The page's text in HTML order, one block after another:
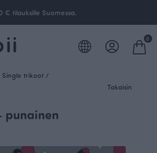
€ tilauksille Suomessa.
0
Single trikoot /
Takaisin
punainen